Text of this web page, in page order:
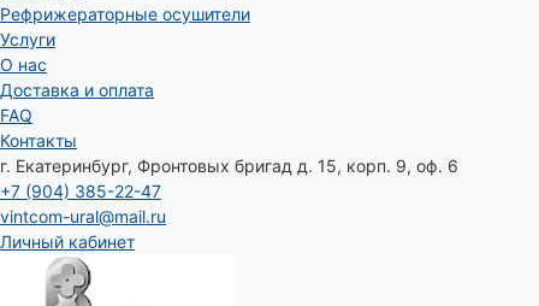
Рефрижераторные осушители
Услуги
О нас
Доставка и оплата
FAQ
Контакты
г. Екатеринбург, Фронтовых бригад д. 15, корп. 9, оф. 6
+7 (904) 385-22-47
vintcom-ural@mail.ru
Личный кабинет